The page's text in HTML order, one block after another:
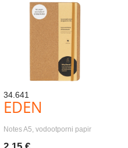
34.641
EDEN
Notes A5, vodootporni papir